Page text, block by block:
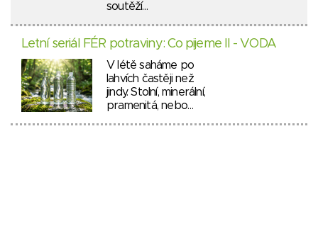
soutěží…
Letní seriál FÉR potraviny: Co pijeme II - VODA
V létě saháme po
lahvích častěji než
jindy. Stolní, minerální,
pramenitá, nebo…